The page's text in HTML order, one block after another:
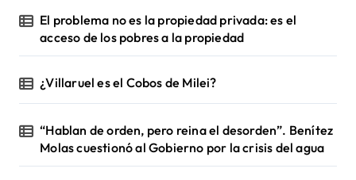
El problema no es la propiedad privada: es el
acceso de los pobres a la propiedad
¿Villaruel es el Cobos de Milei?
“Hablan de orden, pero reina el desorden”. Benítez
Molas cuestionó al Gobierno por la crisis del agua